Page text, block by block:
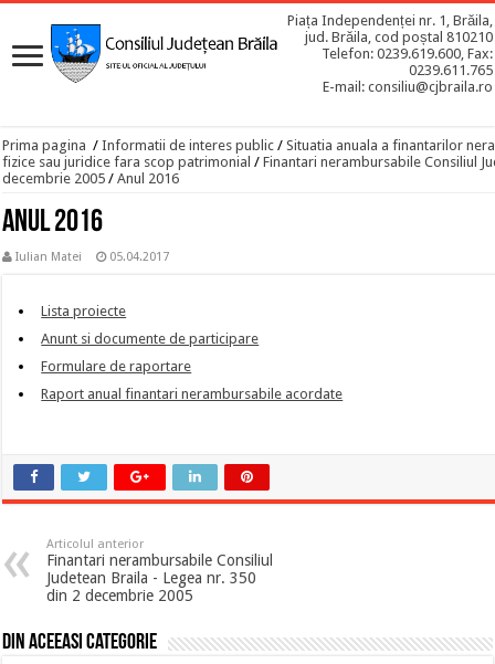
Piața Independenței nr. 1, Brăila,
jud. Brăila, cod poștal 810210
Telefon: 0239.619.600, Fax:
0239.611.765
E-mail: consiliu@cjbraila.ro
Prima pagina / Informatii de interes public / Situatia anuala a finantarilor
fizice sau juridice fara scop patrimonial / Finantari nerambursabile Consiliul
decembrie 2005 / Anul 2016
Anul 2016
Iulian Matei 05.04.2017
Lista proiecte
Anunt si documente de participare
Formulare de raportare
Raport anual finantari nerambursabile acordate
Articolul anterior
Finantari nerambursabile Consiliul
Judetean Braila - Legea nr. 350
din 2 decembrie 2005
Din aceeasi categorie